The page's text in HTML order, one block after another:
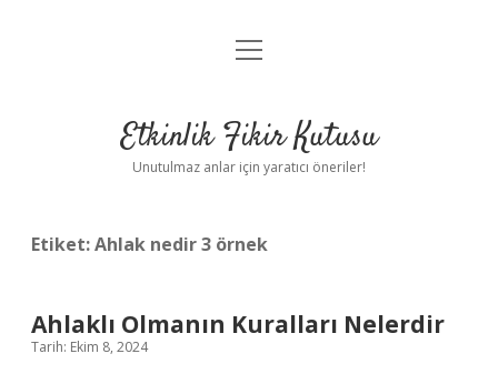
Anasayfa
Yasal Uyarı
menüyü
Etkinlik Fikir Kutusu
Unutulmaz anlar için yaratıcı öneriler!
Etiket:Ahlak nedir 3 örnek
Ahlaklı Olmanın Kuralları Nelerdir
Tarih: Ekim 8, 2024